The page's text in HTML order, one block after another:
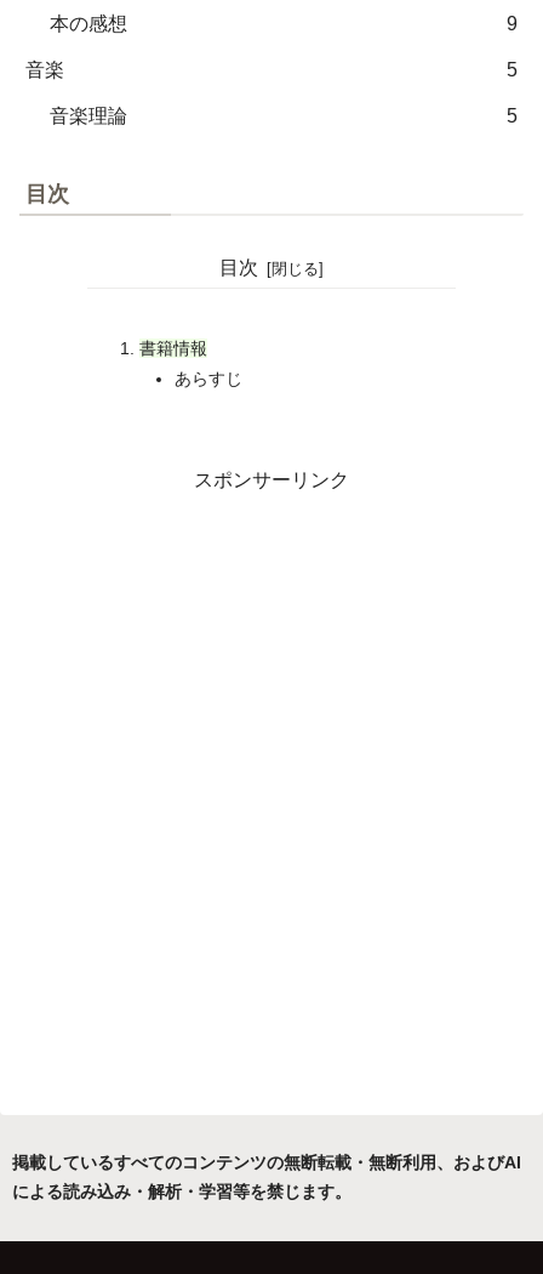
本の感想 9
音楽 5
音楽理論 5
目次
目次
書籍情報
あらすじ
スポンサーリンク
掲載しているすべてのコンテンツの無断転載・無断利用、およびAI
による読み込み・解析・学習等を禁じます。